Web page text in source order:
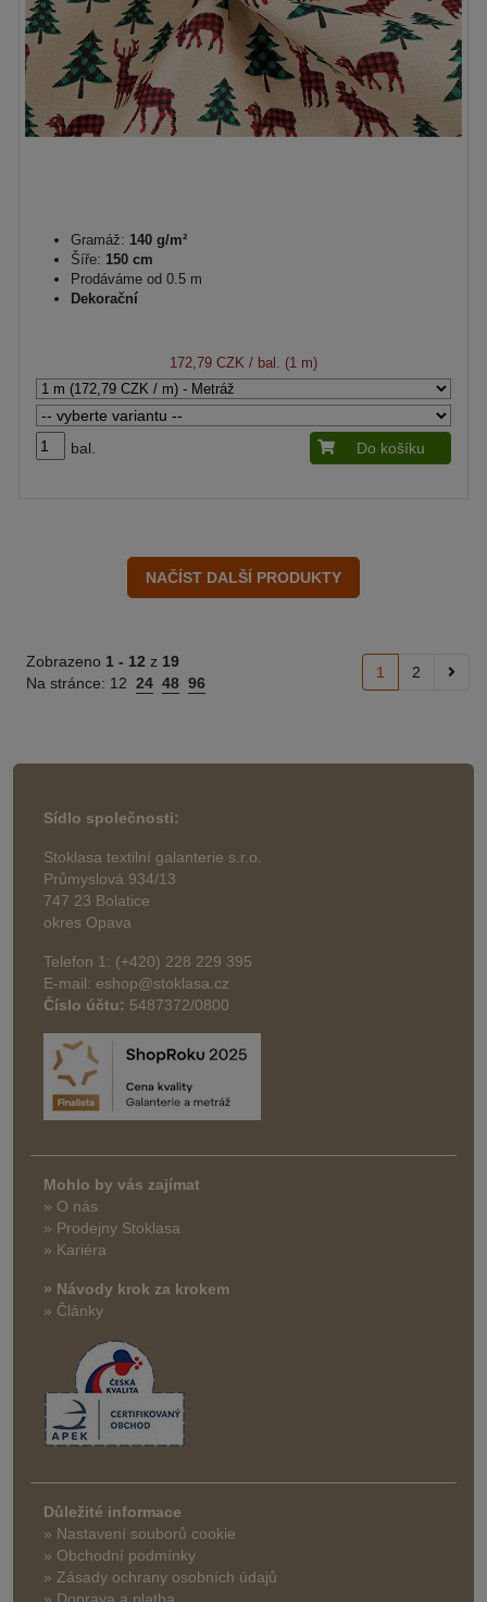
Gramáž: 140 g/m²
Šíře: 150 cm
Prodáváme od 0.5 m
Dekorační
172,79 CZK / bal. (1 m)
bal. Do košíku
Zobrazeno 1 - 12 z 19
Na stránce: 12 24 48 96
1 2
Sídlo společnosti:
Stoklasa textilní galanterie s.r.o.
Průmyslová 934/13
747 23 Bolatice
okres Opava
Telefon 1: (+420) 228 229 395
E-mail: eshop@stoklasa.cz
Číslo účtu: 5487372/0800
Mohlo by vás zajímat
» O nás
» Prodejny Stoklasa
» Kariéra
» Návody krok za krokem
» Články
Důležité informace
» Nastavení souborů cookie
» Obchodní podmínky
» Zásady ochrany osobních údajů